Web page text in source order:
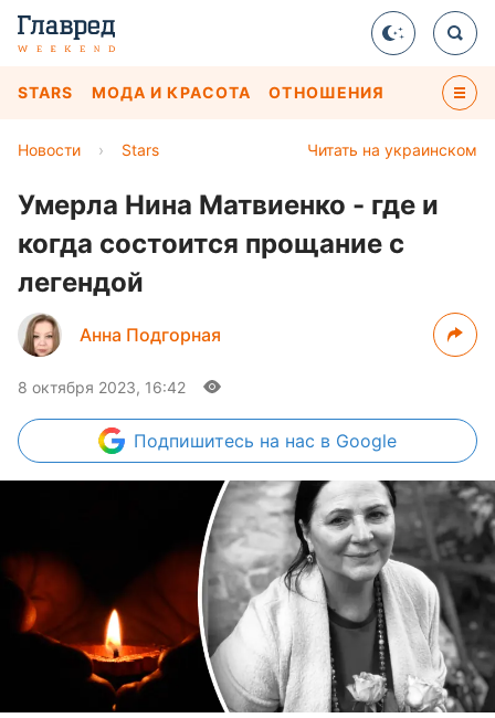
STARS МОДА И КРАСОТА ОТНОШЕНИЯ
Читать на украинском
Новости › Stars
Умерла Нина Матвиенко - где и
когда состоится прощание с
легендой
Анна Подгорная
8 октября 2023, 16:42
Подпишитесь на нас в Google